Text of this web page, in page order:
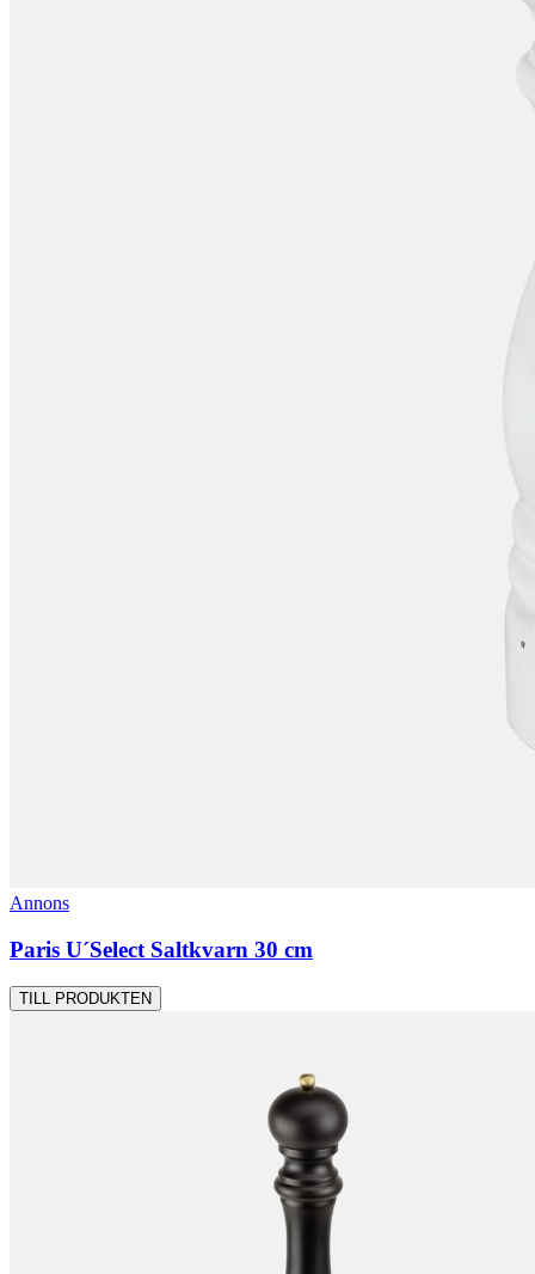
Annons
Paris U´Select Saltkvarn 30 cm
TILL PRODUKTEN